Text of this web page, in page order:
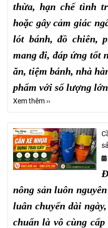
thừa, hạn chế tình
hoặc gây cảm giác
lót bánh, đồ chiên,
mang đi, đáp ứng tốt
ăn, tiệm bánh, nhà
phẩm với số lượng
Xem thêm ››
nông sản luôn
luân chuyển dài
chuẩn là vô cùng